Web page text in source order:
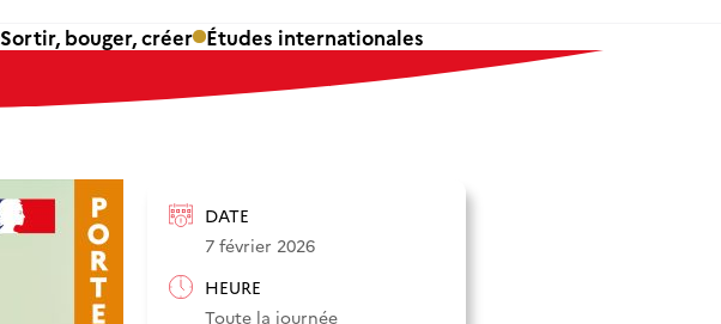
Sortir, bouger, créer Études internationales
DATE
7 février 2026
HEURE
Toute la journée